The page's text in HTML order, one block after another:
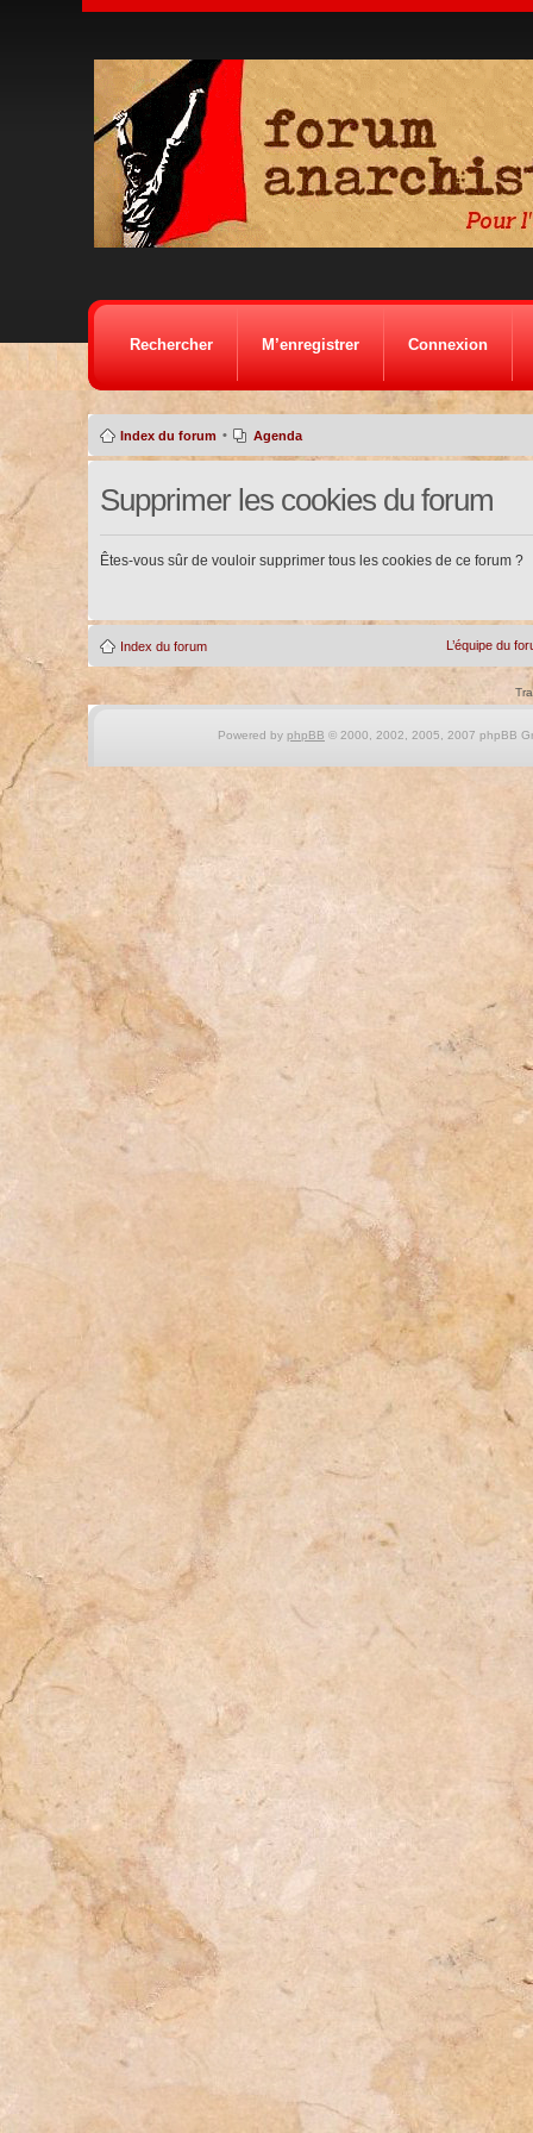
Rechercher M’enregistrer Connexion
Index du forum • Agenda
Supprimer les cookies du forum
Êtes-vous sûr de vouloir supprimer tous les cookies de ce forum ?
Index du forum L’équipe du
Powered by phpBB © 2000, 2002, 2005, 2007 phpBB